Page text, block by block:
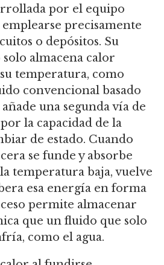
por el equipo
precisamente
o depósitos. Su
almacena calor
temperatura, como
convencional basado
una segunda vía de
la capacidad de la
de estado. Cuando
se funde y absorbe
temperatura baja, vuelve
esa energía en forma
permite almacenar
que un fluido que solo
como el agua.